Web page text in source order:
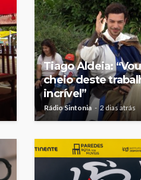
Tiago Aldeia:
cheio deste
incrível”
Rádio Sintonia 2 dias atrás